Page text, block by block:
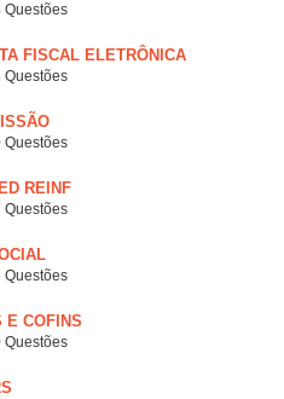
Questões
FISCAL ELETRÔNICA
Questões
Questões
REINF
Questões
Questões
E COFINS
Questões